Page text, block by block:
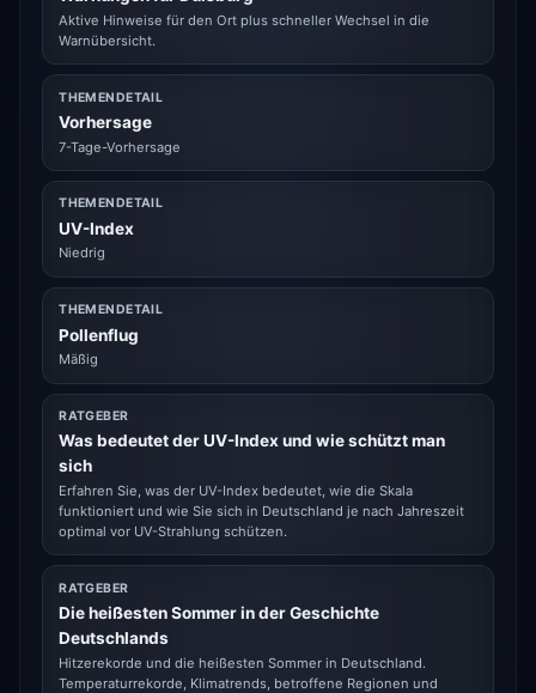
Aktive Hinweise für den Ort plus schneller Wechsel in die
Warnübersicht.
THEMENDETAIL
Vorhersage
7-Tage-Vorhersage
THEMENDETAIL
UV-Index
Niedrig
THEMENDETAIL
Pollenflug
Mäßig
RATGEBER
Was bedeutet der UV-Index und wie schützt man
sich
Erfahren Sie, was der UV-Index bedeutet, wie die Skala
funktioniert und wie Sie sich in Deutschland je nach Jahreszeit
optimal vor UV-Strahlung schützen.
RATGEBER
Die heißesten Sommer in der Geschichte
Deutschlands
Hitzerekorde und die heißesten Sommer in Deutschland.
Temperaturrekorde, Klimatrends, betroffene Regionen und